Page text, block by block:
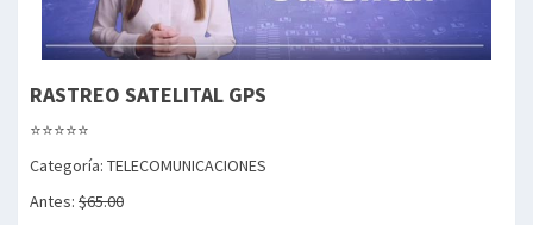
RASTREO SATELITAL GPS
⭐⭐⭐⭐⭐
Categoría: TELECOMUNICACIONES
Antes: $65.00